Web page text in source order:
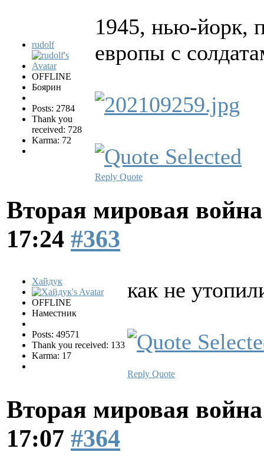
rudolf
OFFLINE
Боярин
Posts: 2784
Thank you
received: 728
Karma: 72
1945, нью-йорк,
европы с
Reply Quote
Вторая мировая
17:24 #363
Хайдук
OFFLINE
Наместник
Posts: 49571
Thank you received: 133
Karma: 17
как не
Reply Quote
Вторая мировая
17:07 #364